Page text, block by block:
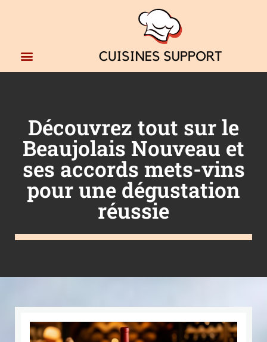
Découvrez tout sur le
Beaujolais Nouveau et
ses accords mets-vins
pour une dégustation
réussie